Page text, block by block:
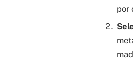
por